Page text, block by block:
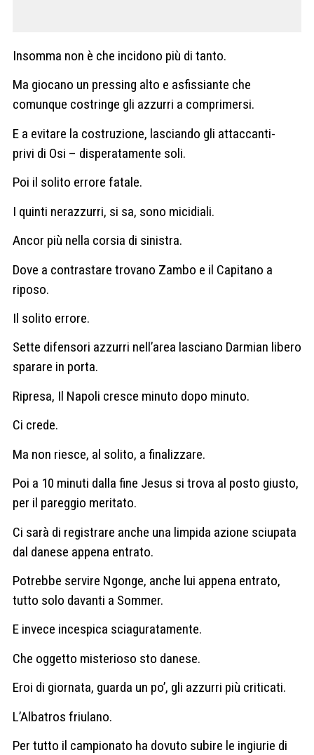
Insomma non è che incidono più di tanto.
Ma giocano un pressing alto e asfissiante che
comunque costringe gli azzurri a comprimersi.
E a evitare la costruzione, lasciando gli attaccanti-
privi di Osi – disperatamente soli.
Poi il solito errore fatale.
I quinti nerazzurri, si sa, sono micidiali.
Ancor più nella corsia di sinistra.
Dove a contrastare trovano Zambo e il Capitano a
riposo.
Il solito errore.
Sette difensori azzurri nell’area lasciano Darmian libero
sparare in porta.
Ripresa, Il Napoli cresce minuto dopo minuto.
Ci crede.
Ma non riesce, al solito, a finalizzare.
Poi a 10 minuti dalla fine Jesus si trova al posto giusto,
per il pareggio meritato.
Ci sarà di registrare anche una limpida azione sciupata
dal danese appena entrato.
Potrebbe servire Ngonge, anche lui appena entrato,
tutto solo davanti a Sommer.
E invece incespica sciaguratamente.
Che oggetto misterioso sto danese.
Eroi di giornata, guarda un po’, gli azzurri più criticati.
L’Albatros friulano.
Per tutto il campionato ha dovuto subire le ingiurie di